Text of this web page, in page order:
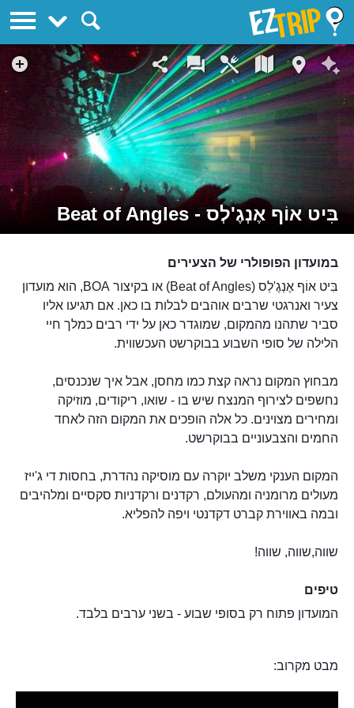
בִּיט אוֹף אֶנְגֶ'לְס - Beat of Angles
במועדון הפופולרי של הצעירים
בִּיט אוֹף אֶנְגֶ'לְס (Beat of Angles) או בקיצור BOA, הוא מועדון
צעיר ואנרגטי שרבים אוהבים לבלות בו כאן. אם תגיעו אליו
סביר שתהנו מהמקום, שמוגדר כאן על ידי רבים כמלך חיי
הלילה של סופי השבוע בבוקרשט העכשווית.
מבחוץ המקום נראה קצת כמו מחסן, אבל איך שנכנסים,
נחשפים לצירוף המנצח שיש בו - שואו, ריקודים, מוזיקה
ומחירים מצוינים. כל אלה הופכים את המקום הזה לאחד
החמים והצבעוניים בבוקרשט.
המקום הענקי משלב יוקרה עם מוסיקה נהדרת, בחסות די ג'ייז
מעולים מרומניה ומהעולם, רקדנים ורקדניות סקסיים ומלהיבים
ובמה באווירת קברט דקדנטי ויפה להפליא.
שווה,שווה, שווה!
טיפים
המועדון פתוח רק בסופי שבוע - בשני ערבים בלבד.
מבט מקרוב:
EZTrip